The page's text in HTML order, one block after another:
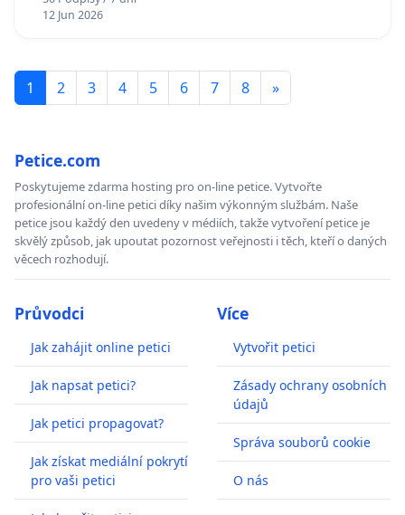
12 Jun 2026
1 2 3 4 5 6 7 8 »
Petice.com
Poskytujeme zdarma hosting pro on-line petice. Vytvořte
profesionální on-line petici díky našim výkonným službám. Naše
petice jsou každý den uvedeny v médiích, takže vytvoření petice je
skvělý způsob, jak upoutat pozornost veřejnosti i těch, kteří o daných
věcech rozhodují.
Průvodci
Jak zahájit online petici
Jak napsat petici?
Jak petici propagovat?
Jak získat mediální pokrytí
pro vaši petici
Více
Vytvořit petici
Zásady ochrany osobních
údajů
Správa souborů cookie
O nás